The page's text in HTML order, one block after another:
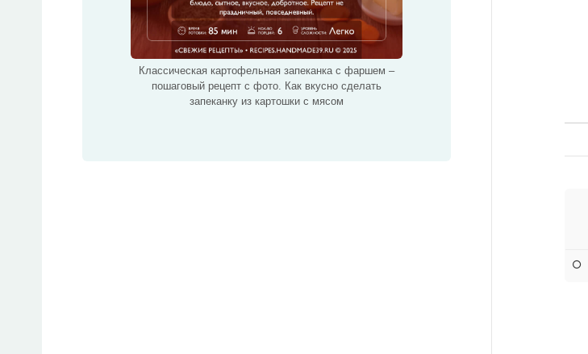
Классическая картофельная запеканка с фаршем –
пошаговый рецепт с фото. Как вкусно сделать
запеканку из картошки с мясом